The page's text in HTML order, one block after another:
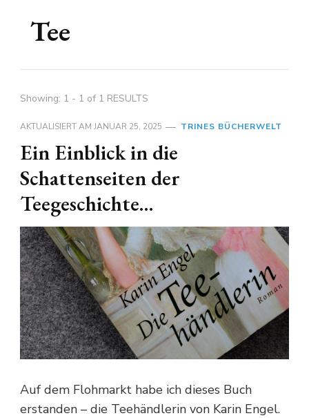
Tee
Showing: 1 - 1 of 1 RESULTS
AKTUALISIERT AM JANUAR 25, 2025 TRINES BÜCHERWELT
Ein Einblick in die
Schattenseiten der
Teegeschichte…
Auf dem Flohmarkt habe ich dieses Buch
erstanden – die Teehändlerin von Karin Engel.